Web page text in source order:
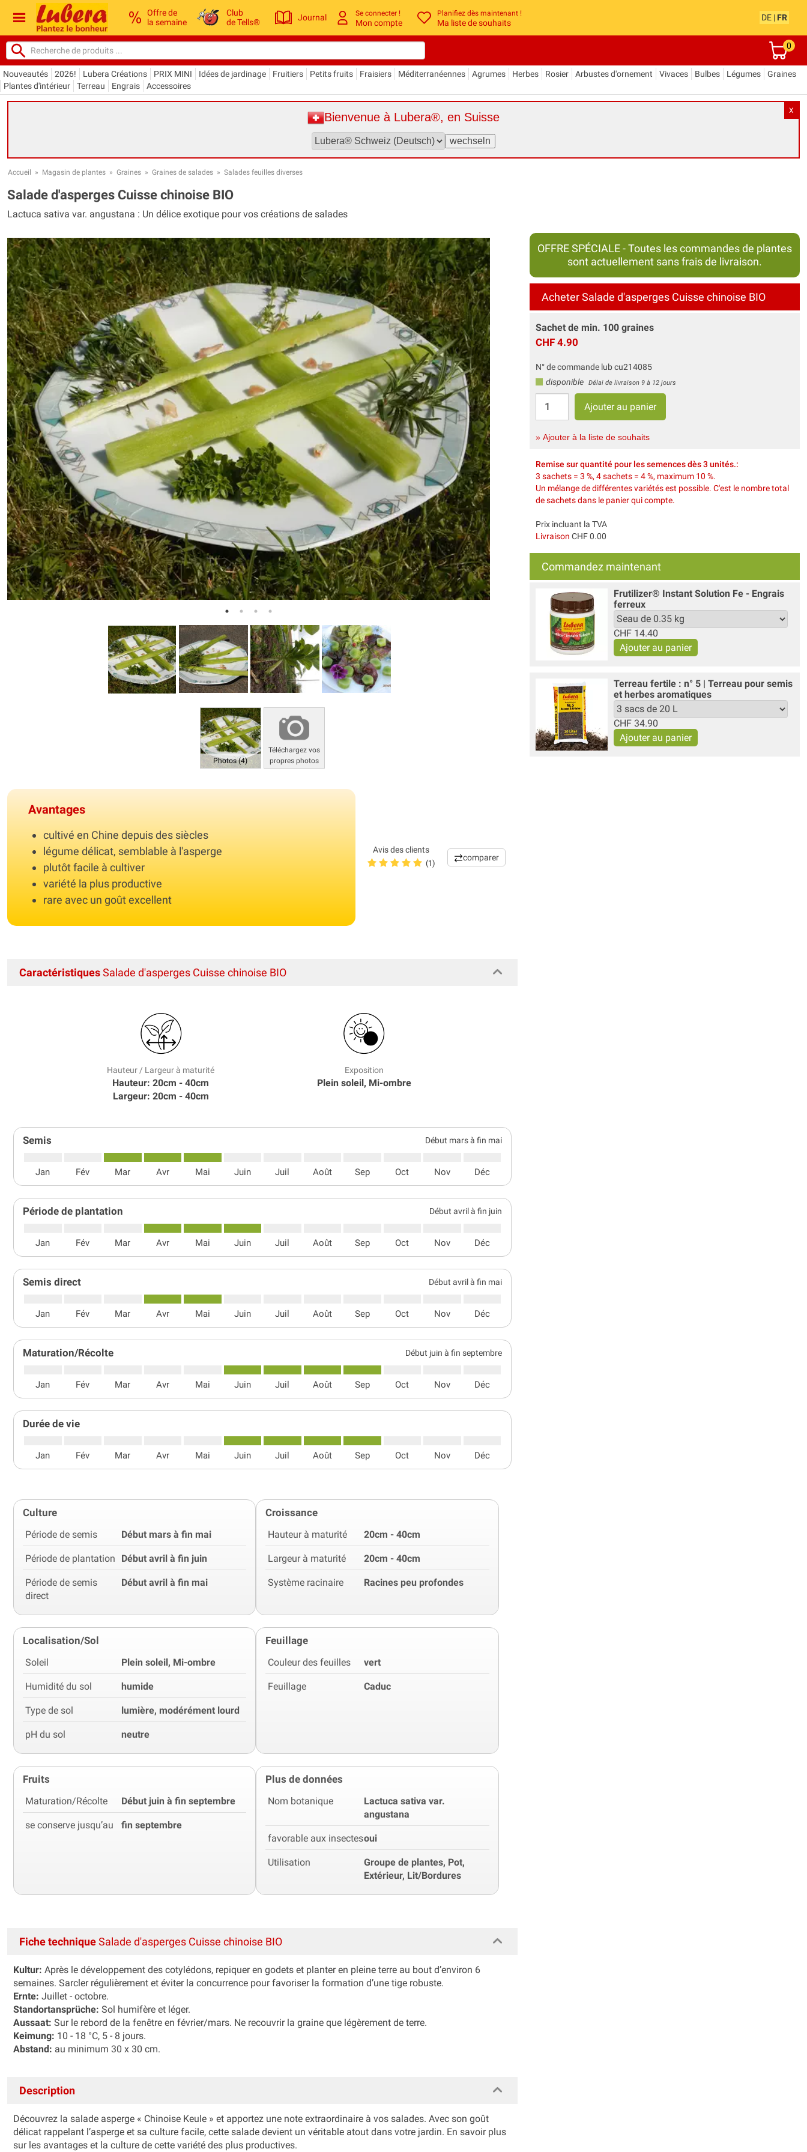
Offre de
la semaine
Club
de Tells®
Journal Se connecter !
Mon compte
Planifiez dès maintenant !
Ma liste de souhaits
DE | FR
0
Nouveautés 2026! Lubera Créations PRIX MINI Idées de jardinage Fruitiers Petits fruits Fraisiers Méditerranéennes Agrumes Herbes Rosier Arbustes d'ornement Vivaces Bulbes Légumes
Graines
Plantes d'intérieur
Terreau Engrais Accessoires
X
Bienvenue à Lubera®, en Suisse
Accueil » Magasin de plantes » Graines » Graines de salades » Salades feuilles diverses
Salade d'asperges Cuisse chinoise BIO
Lactuca sativa var. angustana : Un délice exotique pour vos créations de salades
Photos (4)
Téléchargez vos
propres photos
Avantages
cultivé en Chine depuis des siècles
légume délicat, semblable à l'asperge
plutôt facile à cultiver
variété la plus productive
rare avec un goût excellent
Avis des clients
(1)
comparer
OFFRE SPÉCIALE - Toutes les commandes de plantes
sont actuellement sans frais de livraison.
Acheter Salade d'asperges Cuisse chinoise BIO
Sachet de min. 100 graines
CHF 4.90
N° de commande lub cu214085
disponible
Délai de livraison 9 à 12 jours
» Ajouter à la liste de souhaits
Remise sur quantité pour les semences dès 3 unités.:
3 sachets = 3 %, 4 sachets = 4 %, maximum 10 %.
Un mélange de différentes variétés est possible. C'est le nombre total
de sachets dans le panier qui compte.
Prix incluant la TVA
Livraison CHF 0.00
Commandez maintenant
Frutilizer® Instant Solution Fe - Engrais
ferreux
CHF 14.40
Terreau fertile : n° 5 | Terreau pour semis
et herbes aromatiques
CHF 34.90
CaractéristiquesSalade d'asperges Cuisse chinoise BIO
Hauteur / Largeur à maturité
Hauteur: 20cm - 40cm
Largeur: 20cm - 40cm
Exposition
Plein soleil, Mi-ombre
Semis Début mars à fin mai
Jan Fév Mar Avr Mai Juin Juil Août Sep Oct Nov Déc
Période de plantation Début avril à fin juin
Jan Fév Mar Avr Mai Juin Juil Août Sep Oct Nov Déc
Semis direct Début avril à fin mai
Jan Fév Mar Avr Mai Juin Juil Août Sep Oct Nov Déc
Maturation/Récolte Début juin à fin septembre
Jan Fév Mar Avr Mai Juin Juil Août Sep Oct Nov Déc
Durée de vie
Jan Fév Mar Avr Mai Juin Juil Août Sep Oct Nov Déc
Culture
Période de semis Début mars à fin mai
Période de plantation Début avril à fin juin
Période de semis
direct
Début avril à fin mai
Croissance
Hauteur à maturité 20cm - 40cm
Largeur à maturité 20cm - 40cm
Système racinaire Racines peu profondes
Localisation/Sol
Soleil Plein soleil, Mi-ombre
Humidité du sol humide
Type de sol lumière, modérément lourd
pH du sol neutre
Feuillage
Couleur des feuilles vert
Feuillage Caduc
Fruits
Maturation/Récolte Début juin à fin septembre
se conserve jusqu’au fin septembre
Plus de données
Nom botanique
Lactuca sativa var.
angustana
favorable aux insectesoui
Utilisation
Groupe de plantes, Pot,
Extérieur, Lit/Bordures
Fiche techniqueSalade d'asperges Cuisse chinoise BIO
Kultur: Après le développement des cotylédons, repiquer en godets et planter en pleine terre au bout d’environ 6
semaines. Sarcler régulièrement et éviter la concurrence pour favoriser la formation d’une tige robuste.
Ernte: Juillet - octobre.
Standortansprüche: Sol humifère et léger.
Aussaat: Sur le rebord de la fenêtre en février/mars. Ne recouvrir la graine que légèrement de terre.
Keimung: 10 - 18 °C, 5 - 8 jours.
Abstand: au minimum 30 x 30 cm.
Description
Découvrez la salade asperge « Chinoise Keule » et apportez une note extraordinaire à vos salades. Avec son goût
délicat rappelant l’asperge et sa culture facile, cette salade devient un véritable atout dans votre jardin. En savoir plus
sur les avantages et la culture de cette variété des plus productives.